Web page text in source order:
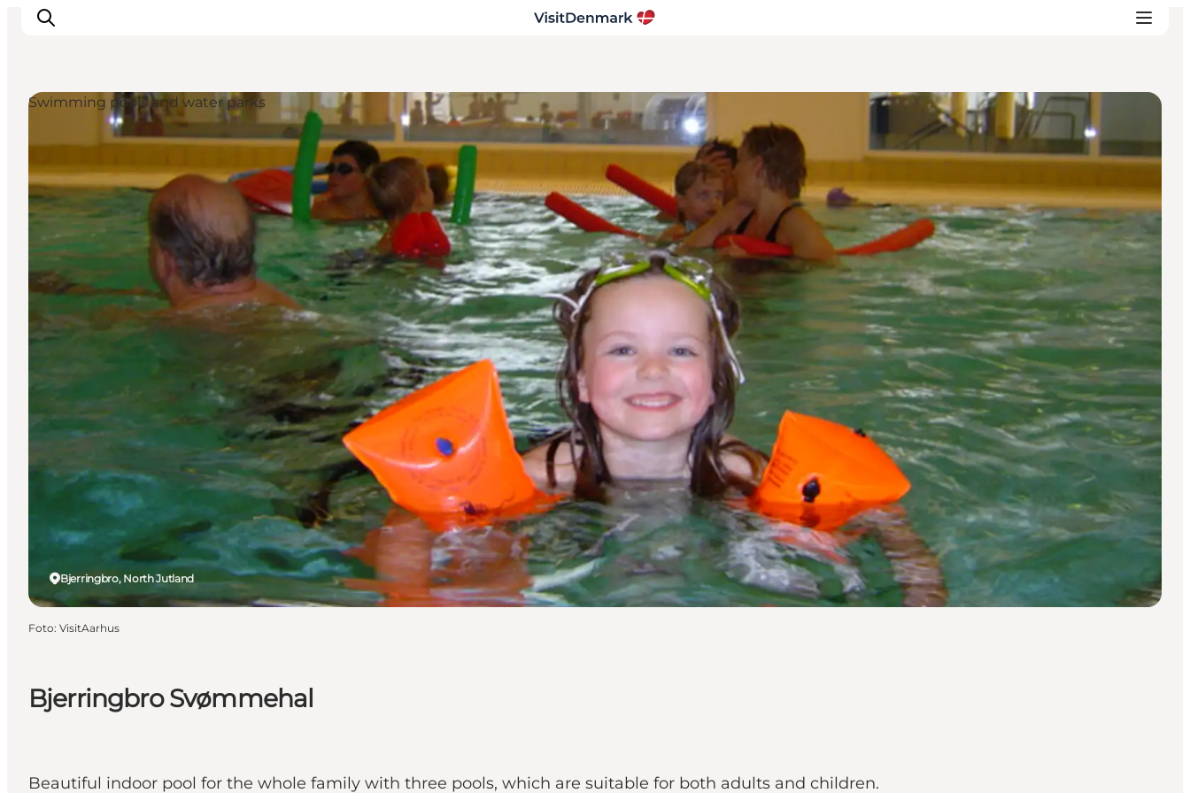
Inspiratie
Bestemmingen
Wat te doen
Accommodaties
Plan je reis
Bjerringbro Svømmehal
Beautiful indoor pool for the whole family with three pools, which are suitable for both adults and children.
Bjerringbro, North Jutland
Swimming pools and water parks
Foto: VisitAarhus